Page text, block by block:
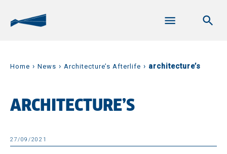
Home › News › Architecture’s Afterlife › architecture’s
ARCHITECTURE’S
27/09/2021